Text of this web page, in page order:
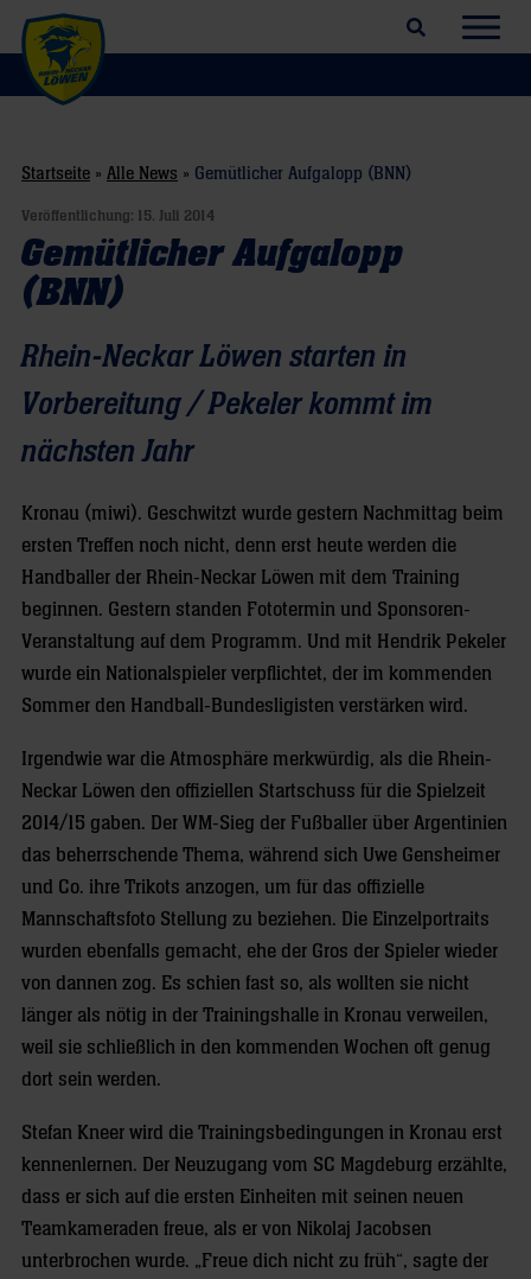
Suchfeld öffnen
Startseite » Alle News » Gemütlicher Aufgalopp (BNN)
Veröffentlichung: 15. Juli 2014
Gemütlicher Aufgalopp
(BNN)
Rhein-Neckar Löwen starten in
Vorbereitung / Pekeler kommt im
nächsten Jahr
Kronau (miwi). Geschwitzt wurde gestern Nachmittag beim
ersten Treffen noch nicht, denn erst heute werden die
Handballer der Rhein-Neckar Löwen mit dem Training
beginnen. Gestern standen Fototermin und Sponsoren-
Veranstaltung auf dem Programm. Und mit Hendrik Pekeler
wurde ein Nationalspieler verpflichtet, der im kommenden
Sommer den Handball-Bundesligisten verstärken wird.
Irgendwie war die Atmosphäre merkwürdig, als die Rhein-
Neckar Löwen den offiziellen Startschuss für die Spielzeit
2014/15 gaben. Der WM-Sieg der Fußballer über Argentinien
das beherrschende Thema, während sich Uwe Gensheimer
und Co. ihre Trikots anzogen, um für das offizielle
Mannschaftsfoto Stellung zu beziehen. Die Einzelportraits
wurden ebenfalls gemacht, ehe der Gros der Spieler wieder
von dannen zog. Es schien fast so, als wollten sie nicht
länger als nötig in der Trainingshalle in Kronau verweilen,
weil sie schließlich in den kommenden Wochen oft genug
dort sein werden.
Stefan Kneer wird die Trainingsbedingungen in Kronau erst
kennenlernen. Der Neuzugang vom SC Magdeburg erzählte,
dass er sich auf die ersten Einheiten mit seinen neuen
Teamkameraden freue, als er von Nikolaj Jacobsen
unterbrochen wurde. „Freue dich nicht zu früh“, sagte der